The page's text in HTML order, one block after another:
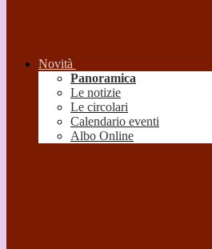
Novità
Panoramica
Le notizie
Le circolari
Calendario eventi
Albo Online